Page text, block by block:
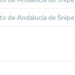
de Andalucía de Snipe